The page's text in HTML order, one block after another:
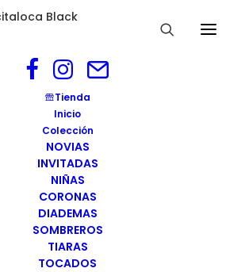
Tienda
Inicio
Colección
NOVIAS
INVITADAS
NIÑAS
CORONAS
DIADEMAS
SOMBREROS
TIARAS
TOCADOS
tocados-portada
cabecitaloca-tocados-portada
tocados-portada